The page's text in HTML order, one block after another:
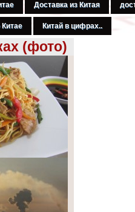
Доставка из Китая
Китае Китай в цифрах..
(фото)